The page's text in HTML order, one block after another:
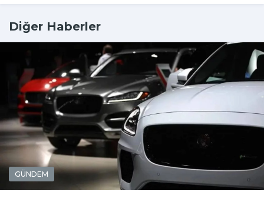
Diğer Haberler
GÜNDEM